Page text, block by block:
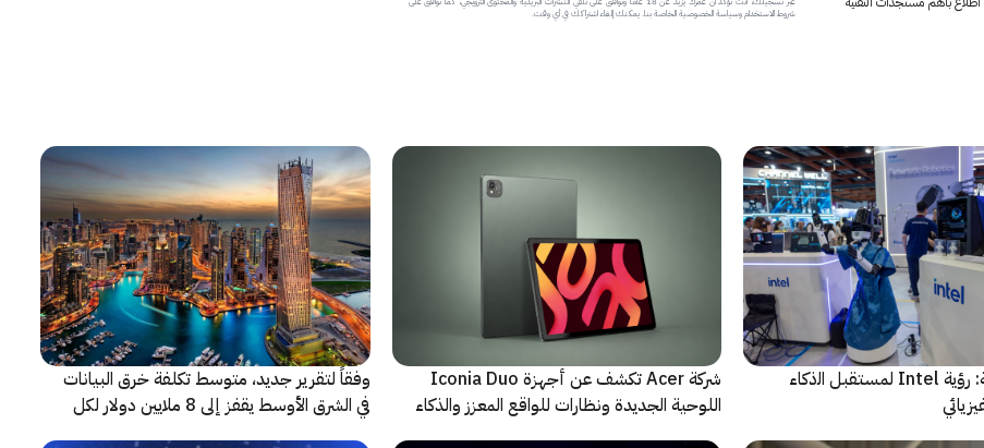
شروط الاستخدام وسياسة الخصوصية الخاصة بنا. يمكنك إلغاء اشتراكك في أي وقت.
ﻣا بعد الشاشة: رؤية Intel لمستقبل اﻟذﻛﺎء
شركة Acer تكشف عن أجهزة Iconia Duo
اللوحية الجديدة ونظارات للواقع المعزز والذكاء
وفقاً لتقرير جديد، متوسط تكلفة خرق البيانات
في الشرق الأوسط يقفز إلى 8 ملايين دولار لكل